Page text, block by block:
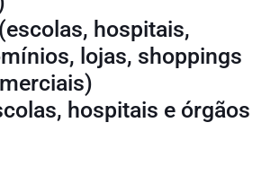
hospitais,
lojas, shoppings
hospitais e órgãos